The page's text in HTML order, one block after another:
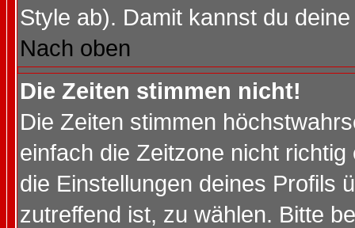
Style ab). Damit kannst du
Nach oben
Die Zeiten stimmen nicht!
Die Zeiten stimmen
einfach die Zeitzone nicht
die Einstellungen deines Profils
zutreffend ist, zu wählen. Bitte